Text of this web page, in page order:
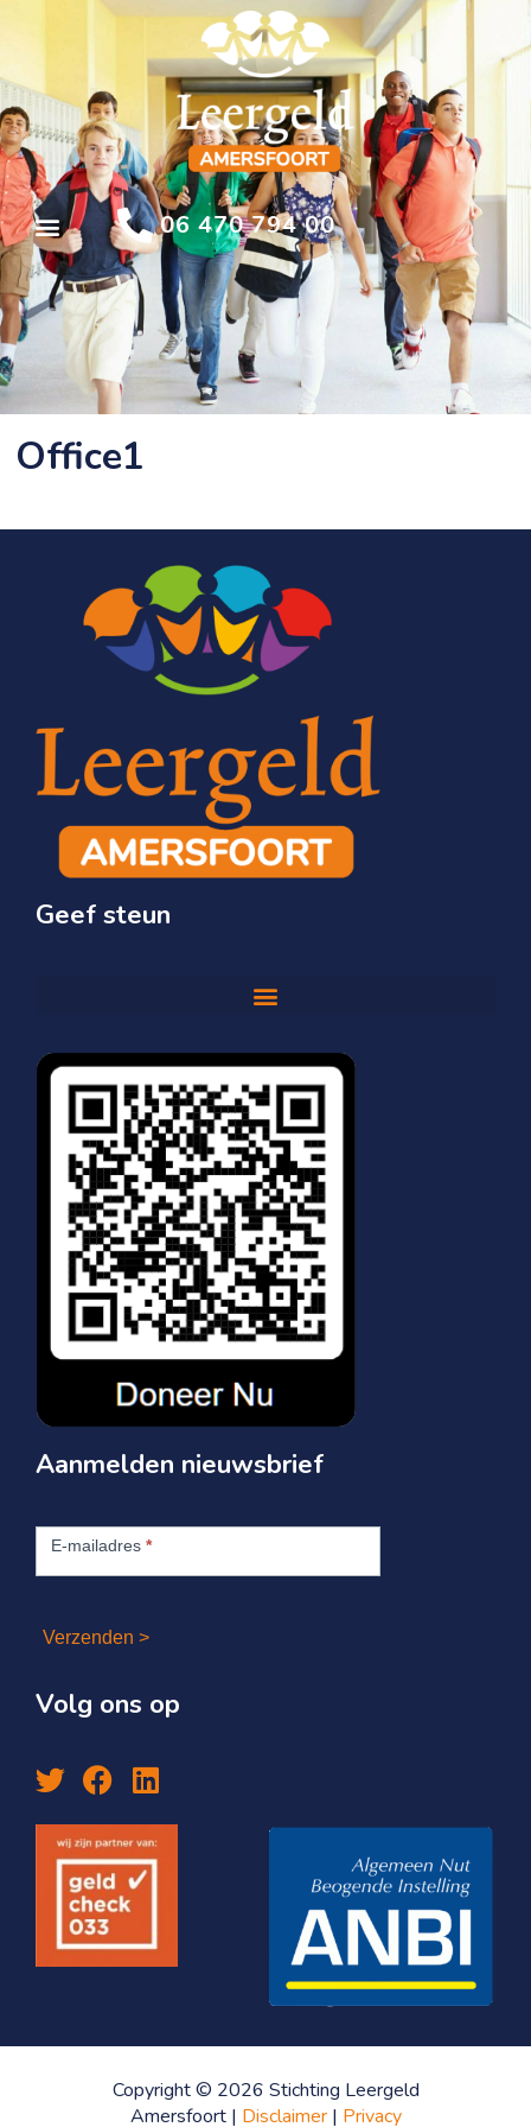
06 470 794 00
Office1
Geef steun
Aanmelden nieuwsbrief
nieuwsbrief
E-mailadres *
Verzenden >
Volg ons op
Copyright © 2026 Stichting Leergeld
Amersfoort | Disclaimer| Privacy